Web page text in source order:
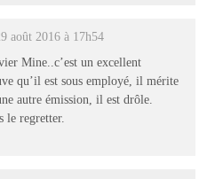
août 2016 à 17h54
Mine..c’est un excellent
qu’il est sous employé, il mérite
autre émission, il est drôle.
le regretter.